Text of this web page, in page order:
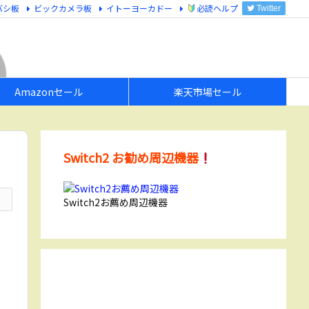
Amazonセール 楽天市場セール
シ板 ビックカメラ板 イトーヨーカドー 必読ヘルプ Twitter
Switch2 お勧め周辺機器
Switch2お薦め周辺機器